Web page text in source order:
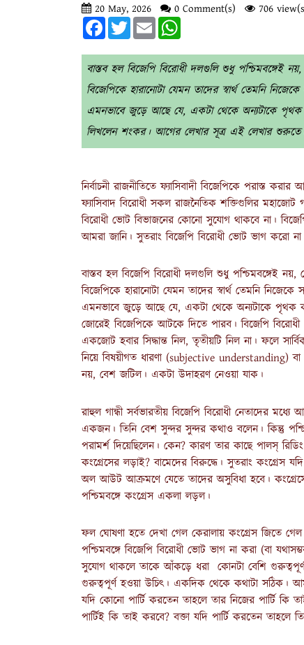
20 May, 2026 0 Comment(s) 706
FacebookTwitterEmail
বাস্তব হল বিজেপি বিরোধী দলগুলি শুধু পশ্চিমবঙ্গেই
বিজেপিকে হারানোটা যেমন তাদের স্বার্থ তেমনি
এমনভাবে জুড়ে আছে যে, একটা থেকে অন্যটাকে পৃথক
লিখলেন শংকর। আগের লেখার সূত্র এই লেখার
নির্বাচনী রাজনীতিতে ফ্যাসিবাদী বিজেপিকে পরাস্ত
ফ্যাসিবাদ বিরোধী সকল রাজনৈতিক শক্তিগুলির মহাজোট
বিরোধী ভোট বিভাজনের কোনো সুযোগ থাকবে না।
আমরা জানি। সুতরাং বিজেপি বিরোধী ভোট ভাগ করো
বাস্তব হল বিজেপি বিরোধী দলগুলি শুধু পশ্চিমবঙ্গেই
বিজেপিকে হারানোটা যেমন তাদের স্বার্থ তেমনি
এমনভাবে জুড়ে আছে যে, একটা থেকে অন্যটাকে
জোরেই বিজেপিকে আটকে দিতে পারব। বিজেপি
একজোট হবার সিদ্ধান্ত নিল, তৃতীয়টি নিল না। ফলে
নিয়ে বিষয়ীগত ধারণা (subjective understanding)
নয়, বেশ জটিল। একটা উদাহরণ নেওয়া যাক।
রাহুল গান্ধী সর্বভারতীয় বিজেপি বিরোধী নেতাদের
একজন। তিনি বেশ সুন্দর সুন্দর কথাও বলেন। কিন্তু
পরামর্শ দিয়েছিলেন। কেন? কারণ তার কাছে পালস্
কংগ্রেসের লড়াই? বামেদের বিরুদ্ধে। সুতরাং কংগ্রেস
অল আউট আক্রমণে যেতে তাদের অসুবিধা হবে।
পশ্চিমবঙ্গে কংগ্রেস একলা লড়ল।
ফল ঘোষণা হতে দেখা গেল কেরালায় কংগ্রেস জিতে
পশ্চিমবঙ্গে বিজেপি বিরোধী ভোট ভাগ না করা (বা
সুযোগ থাকলে তাকে আঁকড়ে ধরা কোনটা বেশি
গুরুত্বপূর্ণ হওয়া উচিৎ। একদিক থেকে কথাটা সঠিক।
যদি কোনো পার্টি করতেন তাহলে তার নিজের পার্টি কি
পার্টিই কি তাই করবে? বক্তা যদি পার্টি করতেন তাহলে